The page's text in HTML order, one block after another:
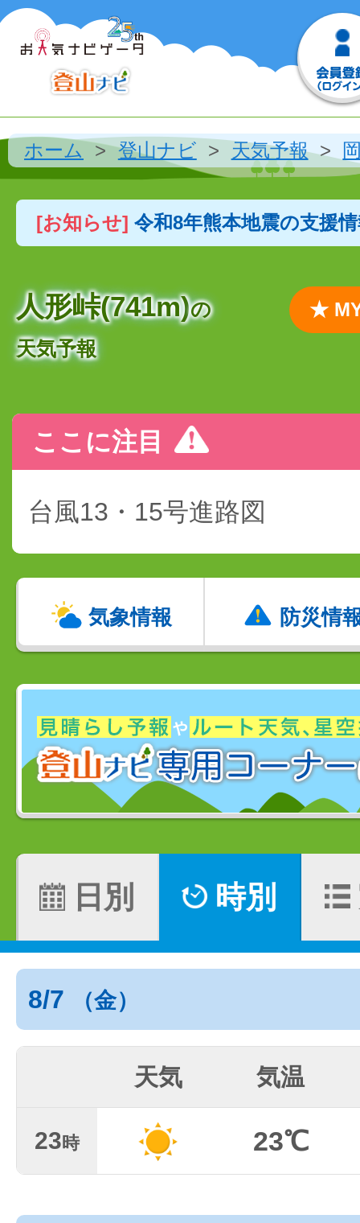
ホーム 登山ナビ 天気予報
[お知らせ] 令和8年熊本地震の支援
人形峠(741m)の
天気予報
★
ここに注目
台風13・15号進路図
気象情報 防災情
日別 時別
8/7 （金）
天気 気温
23時 23℃